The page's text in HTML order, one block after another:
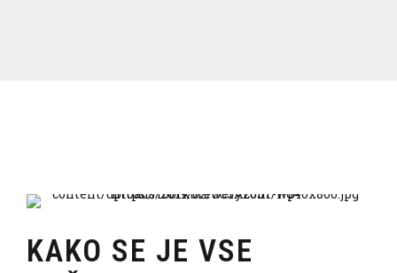
KAKO SE JE VSE